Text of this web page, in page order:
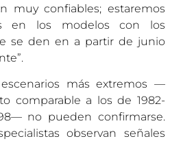
muy confiables; estaremos
en los modelos con los
se den en a partir de junio
más extremos —
comparable a los de 1982-
no pueden confirmarse.
observan señales